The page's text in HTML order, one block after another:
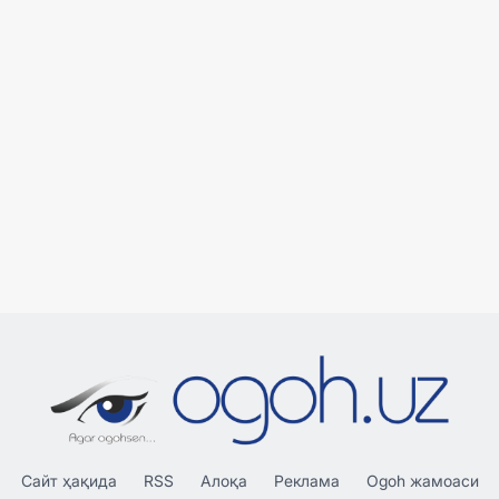
Сайт ҳақида RSS Алоқа Реклама Ogoh жамоаси